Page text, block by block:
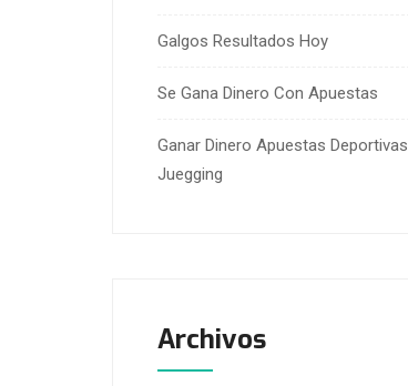
Galgos Resultados Hoy
Se Gana Dinero Con Apuestas
Ganar Dinero Apuestas Deportivas
Juegging
Archivos